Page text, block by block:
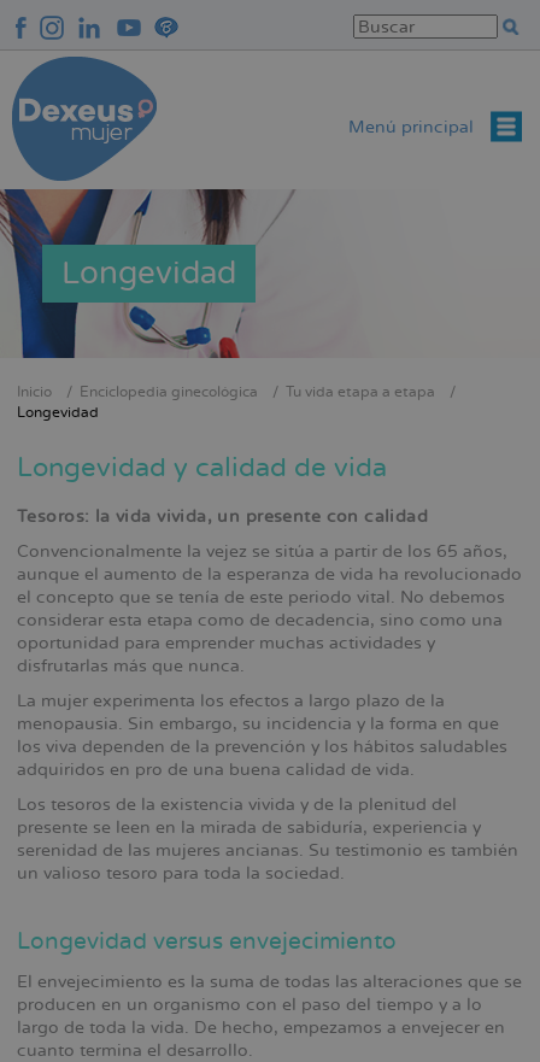
contenido
principal
Menú principal
Longevidad
Sobrescribir
de
ayuda
a
la
navegación
Inicio Enciclopedia ginecológica
Tu vida etapa a etapa
Longevidad
Longevidad y calidad de vida
Tesoros: la vida vivida, un presente con calidad
Convencionalmente la vejez se sitúa a partir de los 65 años,
aunque el aumento de la esperanza de vida ha revolucionado
el concepto que se tenía de este periodo vital. No debemos
considerar esta etapa como de decadencia, sino como una
oportunidad para emprender muchas actividades y
disfrutarlas más que nunca.
La mujer experimenta los efectos a largo plazo de la
menopausia. Sin embargo, su incidencia y la forma en que
los viva dependen de la prevención y los hábitos saludables
adquiridos en pro de una buena calidad de vida.
Los tesoros de la existencia vivida y de la plenitud del
presente se leen en la mirada de sabiduría, experiencia y
serenidad de las mujeres ancianas. Su testimonio es también
un valioso tesoro para toda la sociedad.
Longevidad versus envejecimiento
El envejecimiento es la suma de todas las alteraciones que se
producen en un organismo con el paso del tiempo y a lo
largo de toda la vida. De hecho, empezamos a envejecer en
cuanto termina el desarrollo.